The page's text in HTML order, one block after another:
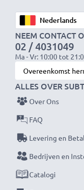
NEEM CONTACT
02 / 4031049
Ma - Vr: 10:00 tot
Overeenkomst
ALLES OVER
Over Ons
FAQ
Levering en
Bedrijven en
Catalogi